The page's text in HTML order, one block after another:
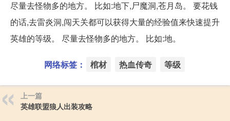
尽量去怪物多的地方。 比如:地下,尸魔洞,苍月岛。 要花钱
的话,去雷炎洞,闯天关都可以获得大量的经验值来快速提升
英雄的等级。 尽量去怪物多的地方。 比如:地。
网络标签： 棺材 热血传奇 等级
上一篇
英雄联盟狼人出装攻略